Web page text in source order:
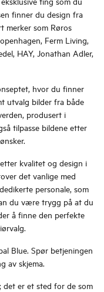
finner du design fra
merker som Røros
Ferm Living,
HAY, Jonathan Adler,
hvor du finner
utvalg bilder fra både
produsert i
tilpasse bildene etter
kvalitet og design i
det vanlige med
personale, som
du være trygg på at du
å finne den perfekte
Blue. Spør betjeningen
av skjema.
det er et sted for de som